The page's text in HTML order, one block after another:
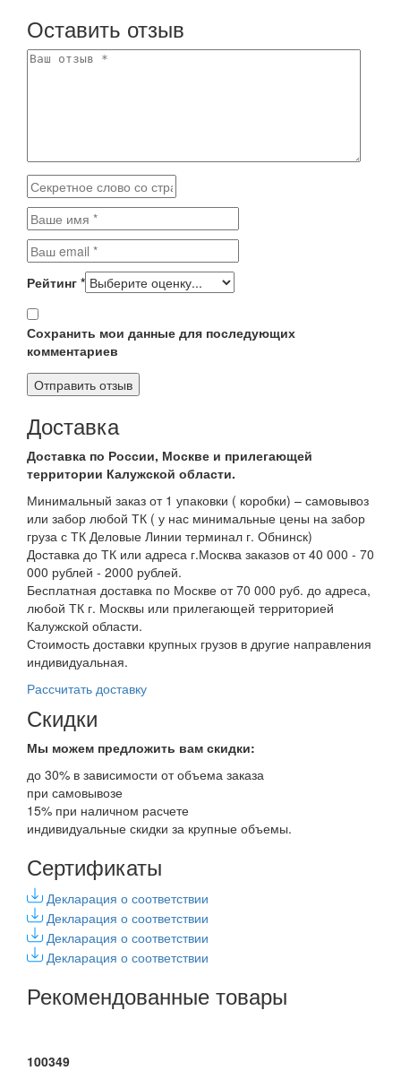
Оставить отзыв
Рейтинг *
Сохранить мои данные для последующих
комментариев
Доставка
Доставка по России, Москве и прилегающей
территории Калужской области.
Минимальный заказ от 1 упаковки ( коробки) – самовывоз
или забор любой ТК ( у нас минимальные цены на забор
груза с ТК Деловые Линии терминал г. Обнинск)
Доставка до ТК или адреса г.Москва заказов от 40 000 - 70
000 рублей - 2000 рублей.
Бесплатная доставка по Москве от 70 000 руб. до адреса,
любой ТК г. Москвы или прилегающей территорией
Калужской области.
Стоимость доставки крупных грузов в другие направления
индивидуальная.
Рассчитать доставку
Скидки
Мы можем предложить вам скидки:
до 30% в зависимости от объема заказа
при самовывозе
15% при наличном расчете
индивидуальные скидки за крупные объемы.
Сертификаты
Декларация о соответствии
Декларация о соответствии
Декларация о соответствии
Декларация о соответствии
Рекомендованные товары
100349